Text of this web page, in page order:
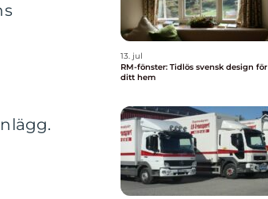
13. jul
RM-fönster: Tidlös svensk design för
ditt hem